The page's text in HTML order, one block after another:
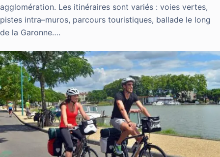
agglomération. Les itinéraires sont variés : voies vertes,
pistes intra–muros, parcours touristiques, ballade le long
de la Garonne….